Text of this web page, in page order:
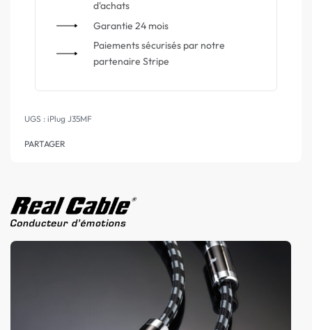
d'achats
Garantie 24 mois
Paiements sécurisés par notre
partenaire Stripe
iPlug J35MF
PARTAGER